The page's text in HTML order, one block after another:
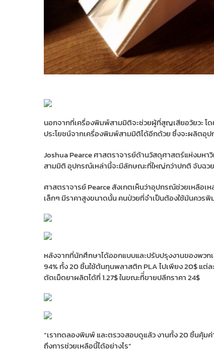
นอกจากที่เครื่องพิมพ์สามมิติจะช่วยผู้ที่สูญเสียอวัยวะ โ
ประโยชน์จากเครื่องพิมพ์สามมิติได้อีกด้วย ซึ่งจะผลิตอุ
Joshua Pearceศาสตราจารย์ด้านวัสดุศาสตร์แห่งมหา
สามมิติ อุปกรณ์เหล่านี้จะมีลักษณะที่ใหญ่กว่าปกติ จับฉว
ศาสตราจารย์Pearce สังเกตเห็นว่าอุปกรณ์ช่วยเหลือ
เล็กๆ มีราคาสูงขนาดนั้น คนป่วยที่จำเป็นต้องใช้มันควร
หลังจากที่นักศึกษาได้ออกแบบและปรับปรุงงานของพวก
94% ทั้ง 20 ชิ้นใช้ต้นทุนพลาสติก PLA ไปเพียง 20$ แต่
ตัดเม็ดยาผลิตได้ที่ 1.27$ ในขณะทีี่ขายปลีกราคา 24$
“เราทดลองพิมพ์ และตรวจสอบดูแล้ว งานทั้ง 20 ชิ้นคุ้ม
ถึงการช่วยเหลือนี้ได้อย่างไร”